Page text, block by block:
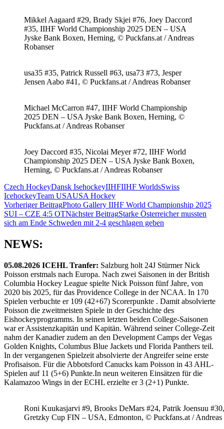
Mikkel Aagaard #29, Brady Skjei #76, Joey Daccord
#35, IIHF World Championship 2025 DEN – USA
Jyske Bank Boxen, Herning, © Puckfans.at / Andreas
Robanser
usa35 #35, Patrick Russell #63, usa73 #73, Jesper
Jensen Aabo #41, © Puckfans.at / Andreas Robanser
Michael McCarron #47, IIHF World Championship
2025 DEN – USA Jyske Bank Boxen, Herning, ©
Puckfans.at / Andreas Robanser
Joey Daccord #35, Nicolai Meyer #72, IIHF World
Championship 2025 DEN – USA Jyske Bank Boxen,
Herning, © Puckfans.at / Andreas Robanser
Czech HockeyDansk IsehockeyIIHFIIHF WorldsSwiss
IcehockeyTeam USAUSA Hockey
Beitragsnavigation
Vorheriger BeitragPhoto Gallery IIHF World Championship 2025
SUI – CZE 4:5 OTNächster BeitragStarke Österreicher mussten
sich am Ende Schweden mit 2-4 geschlagen geben
NEWS:
05.08.2026 ICEHL Tranfer: Salzburg holt 24J Stürmer Nick
Poisson erstmals nach Europa. Nach zwei Saisonen in der British
Columbia Hockey League spielte Nick Poisson fünf Jahre, von
2020 bis 2025, für das Providence College in der NCAA. In 170
Spielen verbuchte er 109 (42+67) Scorerpunkte . Damit absolvierte
Poisson die zweitmeisten Spiele in der Geschichte des
Eishockeyprogramms. In seinen letzten beiden College-Saisonen
war er Assistenzkapitän und Kapitän. Während seiner College-Zeit
nahm der Kanadier zudem an den Development Camps der Vegas
Golden Knights, Columbus Blue Jackets und Florida Panthers teil.
In der vergangenen Spielzeit absolvierte der Angreifer seine erste
Profisaison. Für die Abbotsford Canucks kam Poisson in 43 AHL-
Spielen auf 11 (5+6) Punkte.In neun weiteren Einsätzen für die
Kalamazoo Wings in der ECHL erzielte er 3 (2+1) Punkte.
Roni Kuukasjarvi #9, Brooks DeMars #24, Patrik Joensuu
Gretzky Cup FIN – USA, Edmonton, © Puckfans.at / Andreas